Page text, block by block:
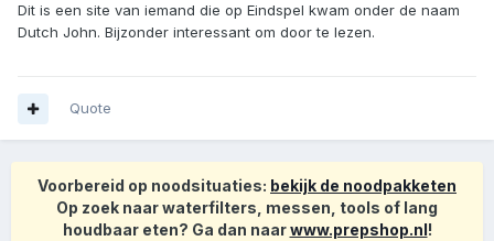
Dit is een site van iemand die op Eindspel kwam onder de naam
Dutch John. Bijzonder interessant om door te lezen.
Quote
Voorbereid op noodsituaties: bekijk de noodpakketen
Op zoek naar waterfilters, messen, tools of lang
houdbaar eten? Ga dan naarwww.prepshop.nl!